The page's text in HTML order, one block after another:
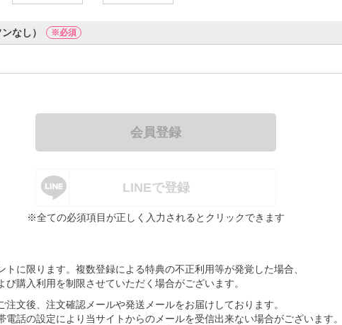
なし） ※必須
会員登録
LINEで登録
※全ての必須項目が正しく入力されるとクリックできます
に限ります。複数登録による特典の不正利用等が発覚した場合、
び購入利用を制限させていただく場合がございます。
文後、注文確認メールや発送メールをお届けしております。
電話の設定により当サイトからのメールを受信出来ない場合がございます。